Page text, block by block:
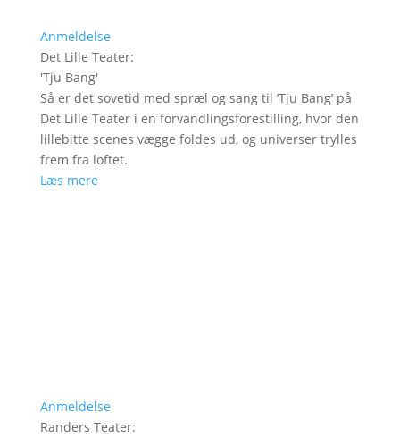
Anmeldelse
Det Lille Teater:
'Tju Bang'
Så er det sovetid med spræl og sang til ’Tju Bang’ på
Det Lille Teater i en forvandlingsforestilling, hvor den
lillebitte scenes vægge foldes ud, og universer trylles
frem fra loftet.
Læs mere
Anmeldelse
Randers Teater: